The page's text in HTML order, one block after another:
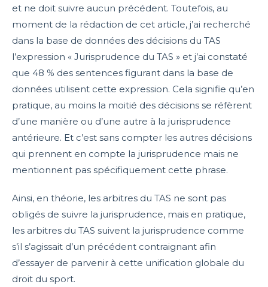
et ne doit suivre aucun précédent. Toutefois, au
moment de la rédaction de cet article, j’ai recherché
dans la base de données des décisions du TAS
l’expression « Jurisprudence du TAS » et j’ai constaté
que 48 % des sentences figurant dans la base de
données utilisent cette expression. Cela signifie qu’en
pratique, au moins la moitié des décisions se réfèrent
d’une manière ou d’une autre à la jurisprudence
antérieure. Et c’est sans compter les autres décisions
qui prennent en compte la jurisprudence mais ne
mentionnent pas spécifiquement cette phrase.
Ainsi, en théorie, les arbitres du TAS ne sont pas
obligés de suivre la jurisprudence, mais en pratique,
les arbitres du TAS suivent la jurisprudence comme
s’il s’agissait d’un précédent contraignant afin
d’essayer de parvenir à cette unification globale du
droit du sport.